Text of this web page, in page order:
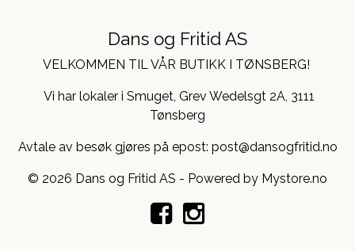
Dans og Fritid AS
VELKOMMEN TIL VÅR BUTIKK I TØNSBERG!
Vi har lokaler i Smuget, Grev Wedelsgt 2A, 3111
Tønsberg
Avtale av besøk gjøres på epost: post@dansogfritid.no
© 2026 Dans og Fritid AS - Powered by Mystore.no